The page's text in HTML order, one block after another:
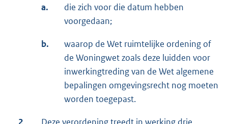
a.
die zich voor die datum hebben
voorgedaan;
b.
waarop de Wet ruimtelijke ordening of
de Woningwet zoals deze luidden voor
inwerkingtreding van de Wet algemene
bepalingen omgevingsrecht nog moeten
worden toegepast.